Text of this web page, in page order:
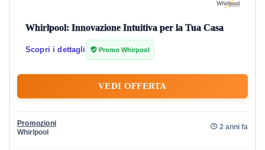
Whirlpool: Innovazione Intuitiva per la Tua Casa
Scopri i dettagli Promo Whirpool
VEDI OFFERTA
Promozioni
Whirlpool
2 anni fa